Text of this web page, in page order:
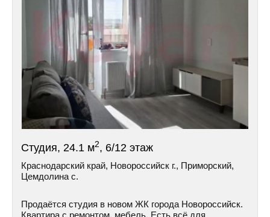
Студия, 24.1 м2, 6/12 этаж
Краснодарский край, Новороссийск г., Приморский,
Цемдолина с.
Продаётся студия в новом ЖК города Новороссийск.
Квартира с ремонтом, мебель. Есть всё для